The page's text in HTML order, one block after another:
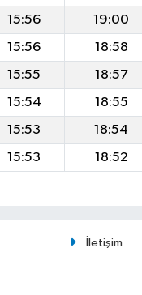
15:56 19:00
15:56 18:58
15:55 18:57
15:54 18:55
15:53 18:54
15:53 18:52
İletişim